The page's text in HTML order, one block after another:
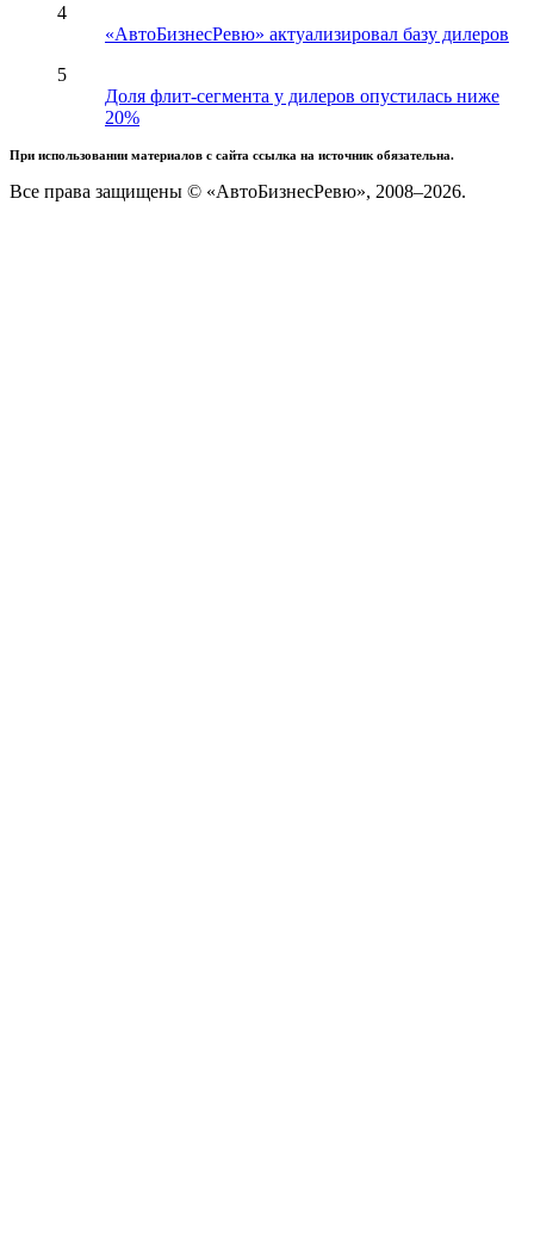
4
«АвтоБизнесРевю» актуализировал базу дилеров
5
Доля флит-сегмента у дилеров опустилась ниже
20%
При использовании материалов с сайта ссылка на источник обязательна.
Все права защищены © «АвтоБизнесРевю», 2008–2026.